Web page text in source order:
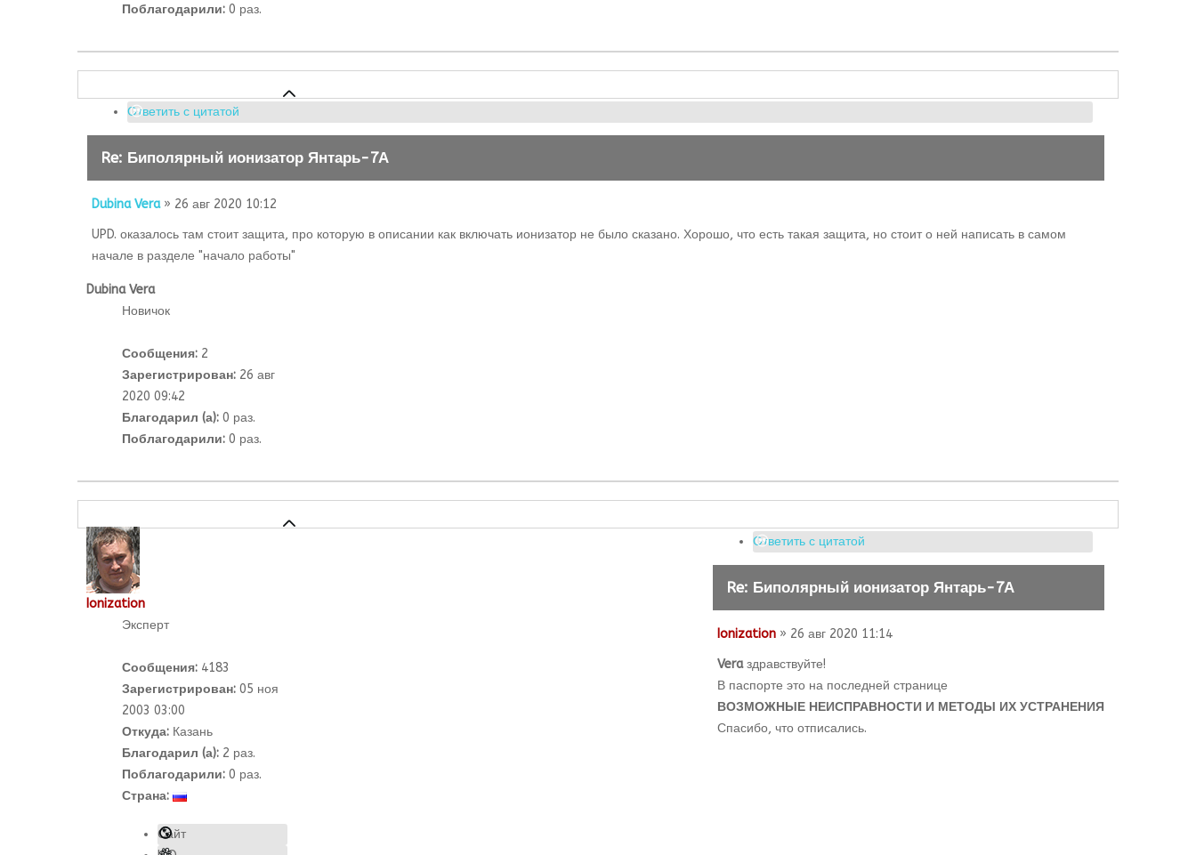
Поблагодарили: 0 раз.
Ответить с цитатой
Re: Биполярный ионизатор Янтарь-7А
Dubina Vera» 26 авг 2020 10:12
UPD. оказалось там стоит защита, про которую в описании как включать ионизатор не было сказано. Хорошо, что есть такая защита, но стоит о ней написать в самом
начале в разделе "начало работы"
Dubina Vera
Новичок
Сообщения: 2
Зарегистрирован: 26 авг
2020 09:42
Благодарил (а): 0 раз.
Поблагодарили: 0 раз.
Ответить с цитатой
Re: Биполярный ионизатор Янтарь-7А
Ionization » 26 авг 2020 11:14
Veraздравствуйте!
В паспорте это на последней странице
ВОЗМОЖНЫЕ НЕИСПРАВНОСТИ И МЕТОДЫ ИХ УСТРАНЕНИЯ
Спасибо, что отписались.
Ionization
Эксперт
Сообщения: 4183
Зарегистрирован: 05 ноя
2003 03:00
Откуда: Казань
Благодарил (а): 2 раз.
Поблагодарили: 0 раз.
Страна:
Сайт